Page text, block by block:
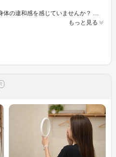
もっと見る